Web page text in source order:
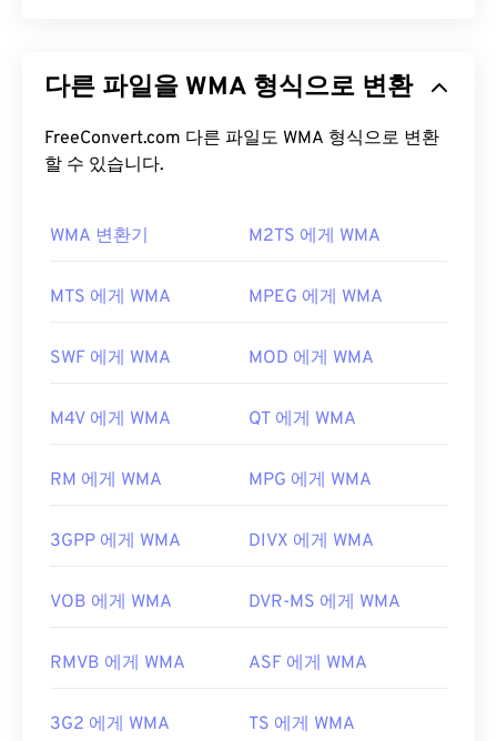
기본적으로 AIFF는 운영 체제에 따라
Audacity,Winamp Elmedia Player등이 있습니다.
파일을 열려면 해당 파일을 MP3 파일로 변환해야 합
파일을 열 수 있습니다.
최초 출시: 1988
유용한 링크:
맷
2619569
했습니다. WMA는 오디오 코덱이자 오디오 형식입니
Lossless,WMA Voice등 여러 업데이트 버전을 거치
며 발전해 왔습니다. WMA는 Microsoft가 중단한
WMA 파일을 어떻게 여나요?
Windows Media의 핵심 구성 요소인Windows Media
파일을 여는 기본 프로그램으로 사용됩니다. 하지만
WMA 파일이 상대적으로 널리 사용되기 때문에 다른
니다. WMA 파일은 온라인 스트리밍에도 자주 사용
WMA 파일을 열 수 있는 다른 프로그램으로는
기기에서는 Apple iOS Google Android,Windows
OverDrive Media Console을사용해 보세요.
최초 출시:1999년
다른 파일을 WMA 형식으로 변환
FreeConvert.com 다른 파일도 WMA 형식으로 변환
할 수 있습니다.
WMA 변환기 M2TS 에게 WMA
MTS 에게 WMA MPEG 에게 WMA
SWF 에게 WMA MOD 에게 WMA
M4V 에게 WMA QT 에게 WMA
RM 에게 WMA MPG 에게 WMA
3GPP 에게 WMA DIVX 에게 WMA
VOB 에게 WMA DVR-MS 에게 WMA
RMVB 에게 WMA ASF 에게 WMA
3G2 에게 WMA TS 에게 WMA